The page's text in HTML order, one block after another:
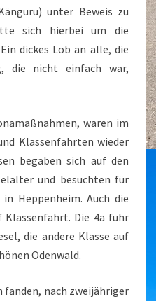
unter Beweis zu
sich hierbei um die
dickes Lob an alle, die
die nicht einfach war,
waren im
Klassenfahrten wieder
begaben sich auf den
und besuchten für
Heppenheim. Auch die
Klassenfahrt. Die 4a fuhr
die andere Klasse auf
Odenwald.
fanden, nach zweijähriger